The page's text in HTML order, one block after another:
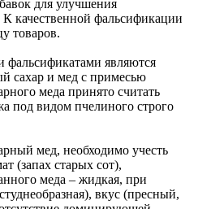
для улучшения
К качественной фальсификации
товаров.
являются
сахар и мед с примесью
меда принято считать
под видом пчелиного строго
мед, необходимо учесть
(запах старых сот),
меда – жидкая, при
вкус (пресный,